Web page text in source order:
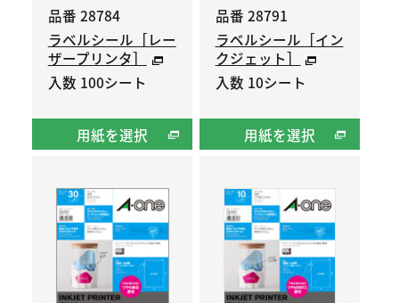
品番 28784
ラベルシール［レー
ザープリンタ］
入数 100シート
用紙を選択
品番 28791
ラベルシール［イン
クジェット］
入数 10シート
用紙を選択